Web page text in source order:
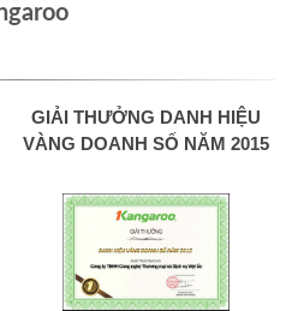
GIẢI THƯỞNG DANH HIỆU
VÀNG DOANH SỐ NĂM 2015